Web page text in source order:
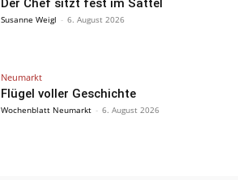
Der Chef sitzt fest im Sattel
Susanne Weigl - 6. August 2026
Neumarkt
Flügel voller Geschichte
Wochenblatt Neumarkt - 6. August 2026